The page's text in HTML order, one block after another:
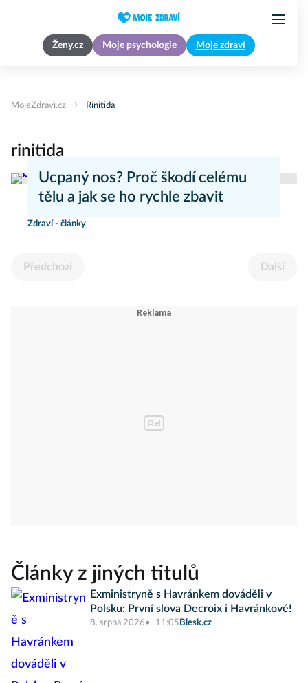
Ženy.cz Moje psychologie Moje zdraví
MojeZdravi.cz Rinitida
rinitida
Ucpaný nos? Proč škodí celému
tělu a jak se ho rychle zbavit
Zdraví - články
Předchozí Další
Články z jiných titulů
Exministryně s Havránkem dováděli v
Polsku: První slova Decroix i Havránkové!
8. srpna 2026 11:05 Blesk.cz